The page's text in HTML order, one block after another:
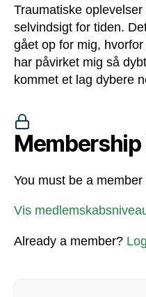
Traumatiske
selvindsigt for tiden.
gået op for mig,
har påvirket mig så
kommet et lag dybere
Membership
You must be a
Vis
Already a member?